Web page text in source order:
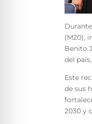
(M20),
Benito
del
Este
de sus
2030 y